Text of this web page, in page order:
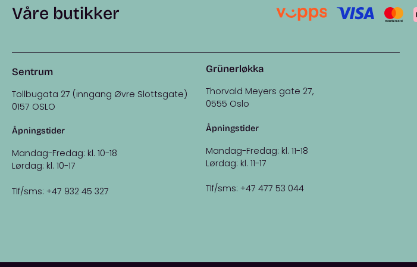
Våre butikker
Sentrum
Tollbugata 27 (inngang Øvre Slottsgate)
0157 OSLO
Åpningstider
Mandag-Fredag: kl. 10-18
Lørdag: kl. 10-17
Tlf/sms: +47 932 45 327
Grünerløkka
Thorvald Meyers gate 27,
0555 Oslo
Åpningstider
Mandag-Fredag: kl. 11-18
Lørdag: kl. 11-17
Tlf/sms: +47 477 53 044